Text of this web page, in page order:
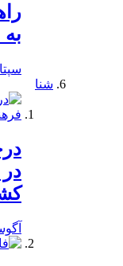
به
سپتامبر
شنا
آگوست